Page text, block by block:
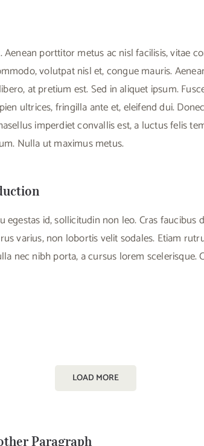
porttitor metus ac nisl facilisis, vitae
volutpat nisl et, congue mauris.
at pretium est. Sed in aliquet ipsum.
ultrices, fringilla ante et, eleifend dui.
imperdiet convallis est, a luctus felis
Nulla ut maximus metus.
egestas id, sollicitudin non leo. Cras faucibus
varius, non lobortis velit sodales. Etiam
nec nibh porta, a cursus lorem scelerisque.
LOAD MORE
Paragraph